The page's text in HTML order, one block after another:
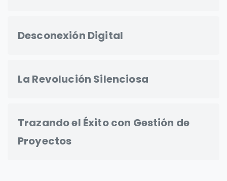
Desconexión Digital
La Revolución Silenciosa
Trazando el Éxito con Gestión de
Proyectos